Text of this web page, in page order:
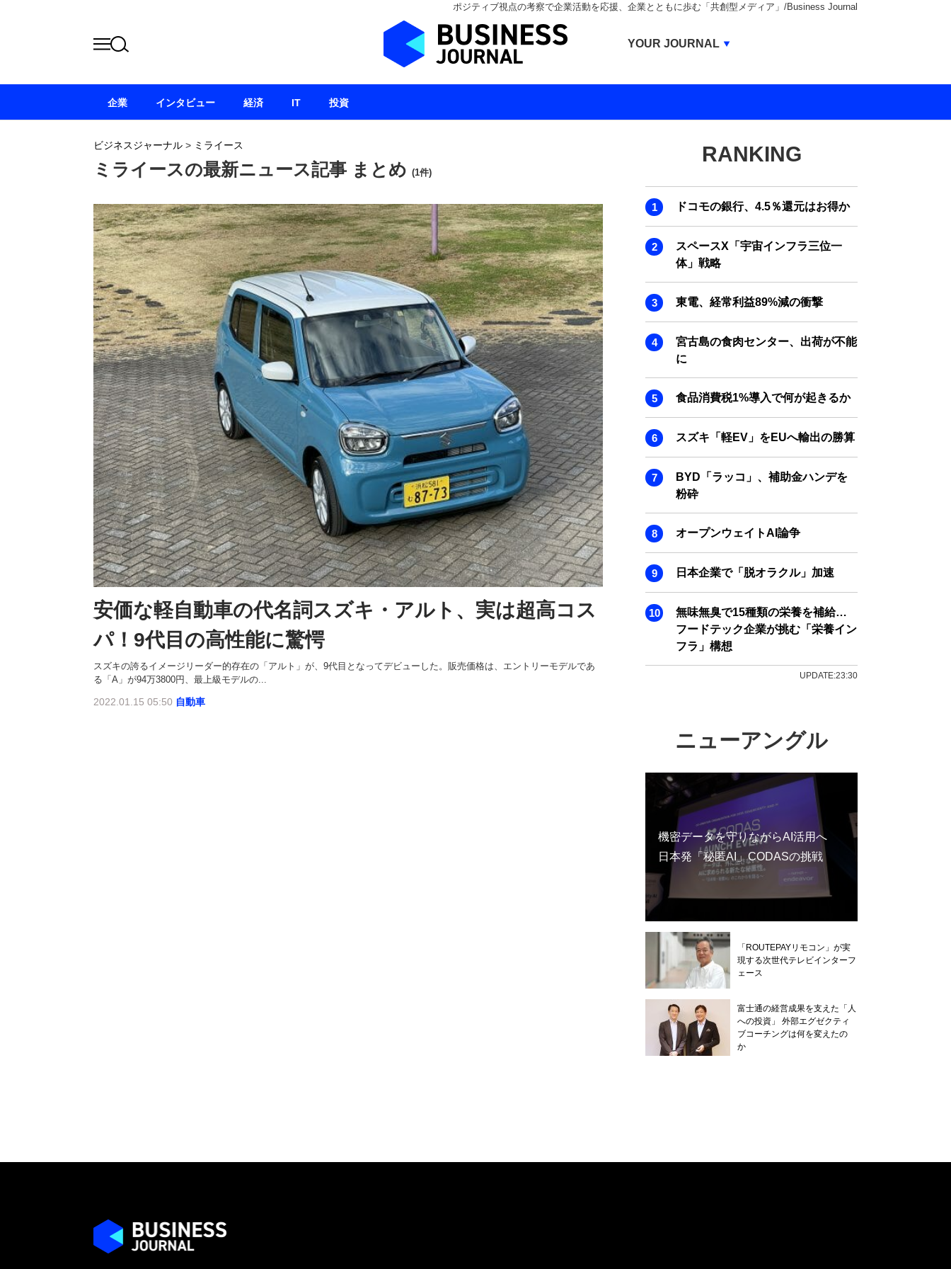
ポジティブ視点の考察で企業活動を応援、企業とともに歩む「共創型メディア」/Business Journal
ビジネスジャーナル > ミライース
ミライースの最新ニュース記事 まとめ (1件)
安価な軽自動車の代名詞スズキ・アルト、実は超高コス
パ！9代目の高性能に驚愕
スズキの誇るイメージリーダー的存在の「アルト」が、9代目となってデビューした。販売価格は、エントリーモデルであ
る「A」が94万3800円、最上級モデルの...
2022.01.15 05:50 自動車
RANKING
ドコモの銀行、4.5％還元はお得か
スペースX「宇宙インフラ三位一
体」戦略
東電、経常利益89%減の衝撃
宮古島の食肉センター、出荷が不能
に
食品消費税1%導入で何が起きるか
スズキ「軽EV」をEUへ輸出の勝算
BYD「ラッコ」、補助金ハンデを
粉砕
オープンウェイトAI論争
日本企業で「脱オラクル」加速
無味無臭で15種類の栄養を補給…
フードテック企業が挑む「栄養イン
フラ」構想
UPDATE:23:30
ニューアングル
機密データを守りながらAI活用へ
日本発「秘匿AI」CODASの挑戦
「ROUTEPAYリモコン」が実
現する次世代テレビインターフ
ェース
富士通の経営成果を支えた「人
への投資」 外部エグゼクティ
ブコーチングは何を変えたの
か
企業 インタビュー 経済 IT 投資
YOUR JOURNAL
BUSINESS JOURNAL
IVS JOURNAL
ENERGY MANAGEMENT JOURNAL
INBOUND JOURNAL
LIFE ENDING JOURNAL
AI JOURNAL
REAL ESTATE BROKERAGE JOURNAL
SMART MARKETING JOURNAL
BPaaS JOURNAL